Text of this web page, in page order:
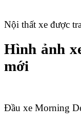
Nội thất xe được
Hình ảnh
mới
Đầu xe Morning